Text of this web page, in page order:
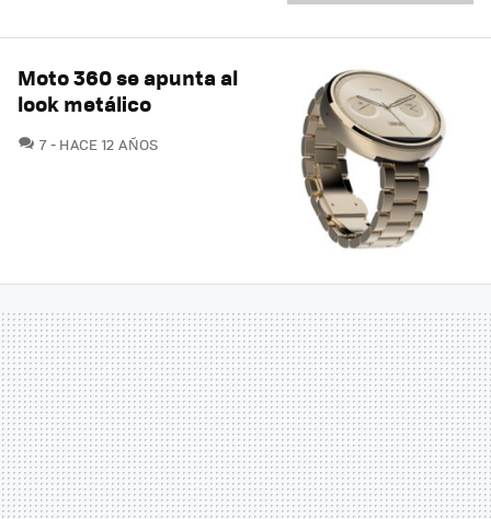
Moto 360 se apunta al
look metálico
7COMENTARIOS
HACE 12 AÑOS